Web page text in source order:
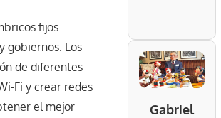
fijos
gobiernos. Los
de diferentes
Fi y crear redes
el mejor
Gabriel